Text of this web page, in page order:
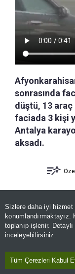
Sizlere daha iyi hizmet
toplanıp işlenir.
inceleyebilirsiniz.
Tüm Çerezleri Kabul
sonrasında
düştü, 13
faciada 3 kişi
Antalya
aksadı.
yürekleri ağza
ilçesi girişinde
yangını